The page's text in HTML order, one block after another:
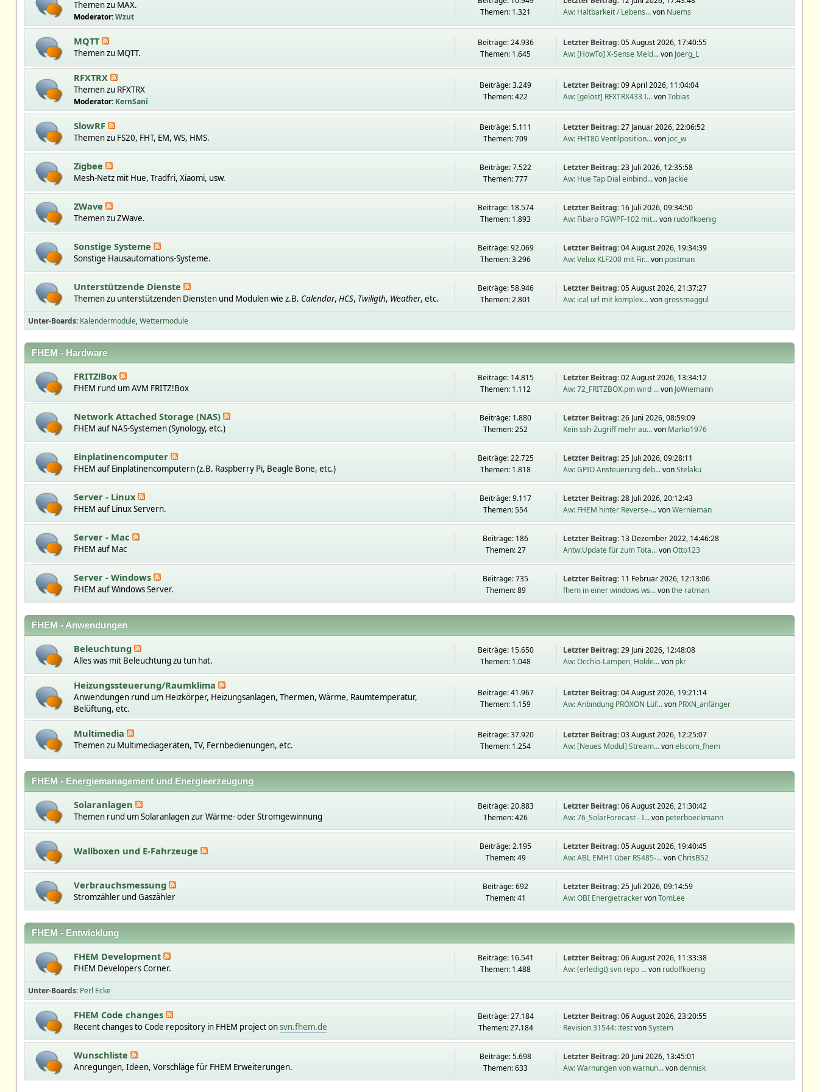
Themen zu MAX.
Moderator:Wzut
Themen: 1.321
Aw: Haltbarkeit / Lebens...von Nuems
MQTT
Themen zu MQTT.
Beiträge: 24.936
Themen: 1.645
Letzter Beitrag:05 August 2026, 17:40:55
Aw: [HowTo] X-Sense Meld...von Joerg_L
RFXTRX
Themen zu RFXTRX
Moderator: KernSani
Beiträge: 3.249
Themen: 422
Letzter Beitrag:09 April 2026, 11:04:04
Aw: [gelöst] RFXTRX433 I...vonTobias
SlowRF
Themen zu FS20, FHT, EM, WS, HMS.
Beiträge: 5.111
Themen: 709
Letzter Beitrag:27 Januar 2026, 22:06:52
Aw: FHT80 Ventilposition...von joc_w
Zigbee
Mesh-Netz mit Hue, Tradfri, Xiaomi, usw.
Beiträge: 7.522
Themen: 777
Letzter Beitrag:23 Juli 2026, 12:35:58
Aw: Hue Tap Dial einbind...von Jackie
ZWave
Themen zu ZWave.
Beiträge: 18.574
Themen: 1.893
Letzter Beitrag: 16 Juli 2026, 09:34:50
Aw: Fibaro FGWPF-102 mit...von rudolfkoenig
Sonstige Systeme
Sonstige Hausautomations-Systeme.
Beiträge: 92.069
Themen: 3.296
Letzter Beitrag:04 August 2026, 19:34:39
Aw: Velux KLF200 mit Fir...von postman
Unterstützende Dienste
Themen zu unterstützenden Diensten und Modulen wie z.B. Calendar, HCS, Twiligth, Weather, etc.
Beiträge: 58.946
Themen: 2.801
Letzter Beitrag:05 August 2026, 21:37:27
Aw: ical url mit komplex...vongrossmaggul
Unter-Boards Kalendermodule Wettermodule
FHEM - Hardware
FRITZ!Box
FHEM rund um AVM FRITZ!Box
Beiträge: 14.815
Themen: 1.112
Letzter Beitrag:02 August 2026, 13:34:12
Aw: 72_FRITZBOX.pm wird ...von JoWiemann
Network Attached Storage (NAS)
FHEM auf NAS-Systemen (Synology, etc.)
Beiträge: 1.880
Themen: 252
Letzter Beitrag:26 Juni 2026, 08:59:09
Kein ssh-Zugriff mehr au...von Marko1976
Einplatinencomputer
FHEM auf Einplatinencomputern (z.B. Raspberry Pi, Beagle Bone, etc.)
Beiträge: 22.725
Themen: 1.818
Letzter Beitrag:25 Juli 2026, 09:28:11
Aw: GPIO Ansteuerung deb...vonStelaku
Server - Linux
FHEM auf Linux Servern.
Beiträge: 9.117
Themen: 554
Letzter Beitrag:28 Juli 2026, 20:12:43
Aw: FHEM hinter Reverse-...vonWernieman
Server - Mac
FHEM auf Mac
Beiträge: 186
Themen: 27
Letzter Beitrag: 13 Dezember 2022, 14:46:28
Antw:Update für zum Tota...vonOtto123
Server - Windows
FHEM auf Windows Server.
Beiträge: 735
Themen: 89
Letzter Beitrag: 11 Februar 2026, 12:13:06
fhem in einer windows ws...vonthe ratman
FHEM - Anwendungen
Beleuchtung
Alles was mit Beleuchtung zu tun hat.
Beiträge: 15.650
Themen: 1.048
Letzter Beitrag:29 Juni 2026, 12:48:08
Aw: Occhio-Lampen, Holde...von pkr
Heizungssteuerung/Raumklima
Anwendungen rund um Heizkörper, Heizungsanlagen, Thermen, Wärme, Raumtemperatur,
Belüftung, etc.
Beiträge: 41.967
Themen: 1.159
Letzter Beitrag:04 August 2026, 19:21:14
Aw: Anbindung PROXON Lüf...von PRXN_anfänger
Multimedia
Themen zu Multimediageräten, TV, Fernbedienungen, etc.
Beiträge: 37.920
Themen: 1.254
Letzter Beitrag:03 August 2026, 12:25:07
Aw: [Neues Modul] Stream...vonelscom_fhem
FHEM - Energiemanagement und Energieerzeugung
Solaranlagen
Themen rund um Solaranlagen zur Wärme- oder Stromgewinnung
Beiträge: 20.883
Themen: 426
Letzter Beitrag:06 August 2026, 21:30:42
Aw: 76_SolarForecast - I...von peterboeckmann
Wallboxen und E-Fahrzeuge
Beiträge: 2.195
Themen: 49
Letzter Beitrag:05 August 2026, 19:40:45
Aw: ABL EMH1 über RS485-...vonChrisB52
Verbrauchsmessung
Stromzähler und Gaszähler
Beiträge: 692
Themen: 41
Letzter Beitrag:25 Juli 2026, 09:14:59
Aw: OBI EnergietrackervonTomLee
FHEM - Entwicklung
FHEM Development
FHEM Developers Corner.
Beiträge: 16.541
Themen: 1.488
Letzter Beitrag:06 August 2026, 11:33:38
Aw: (erledigt) svn repo ...von rudolfkoenig
Unter-Boards Perl Ecke
FHEM Code changes
Recent changes to Code repository in FHEM project onsvn.fhem.de
Beiträge: 27.184
Themen: 27.184
Letzter Beitrag:06 August 2026, 23:20:55
Revision 31544: :testvonSystem
Wunschliste
Anregungen, Ideen, Vorschläge für FHEM Erweiterungen.
Beiträge: 5.698
Themen: 633
Letzter Beitrag:20 Juni 2026, 13:45:01
Aw: Warnungen von warnun...vondennisk